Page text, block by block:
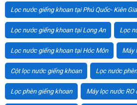
Lọc nước giếng khoan tại Phú Quốc- Kiên
Lọc nước giếng khoan tại Long An Lọc
Lọc nước giếng khoan tại Hóc Môn Máy
Cột lọc nước giếng khoan Lọc nước phèn
Lọc phèn giếng khoan Máy lọc nước RO